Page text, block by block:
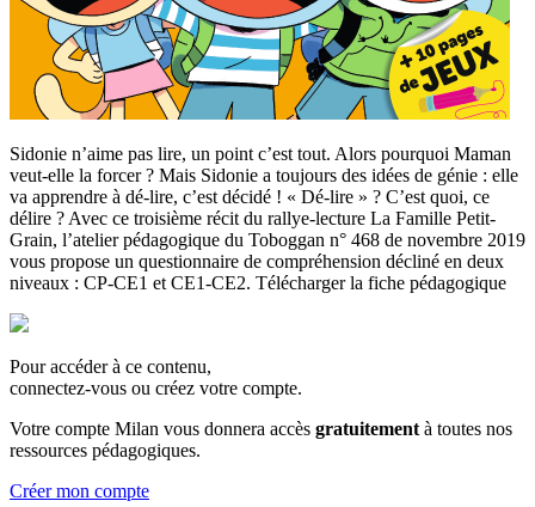
Sidonie n’aime pas lire, un point c’est tout. Alors pourquoi Maman
veut-elle la forcer ? Mais Sidonie a toujours des idées de génie : elle
va apprendre à dé-lire, c’est décidé ! « Dé-lire » ? C’est quoi, ce
délire ? Avec ce troisième récit du rallye-lecture La Famille Petit-
Grain, l’atelier pédagogique du Toboggan n° 468 de novembre 2019
vous propose un questionnaire de compréhension décliné en deux
niveaux : CP-CE1 et CE1-CE2. Télécharger la fiche pédagogique
Pour accéder à ce contenu,
connectez-vous ou créez votre compte.
Votre compte Milan vous donnera accès gratuitement à toutes nos
ressources pédagogiques.
Créer mon compte